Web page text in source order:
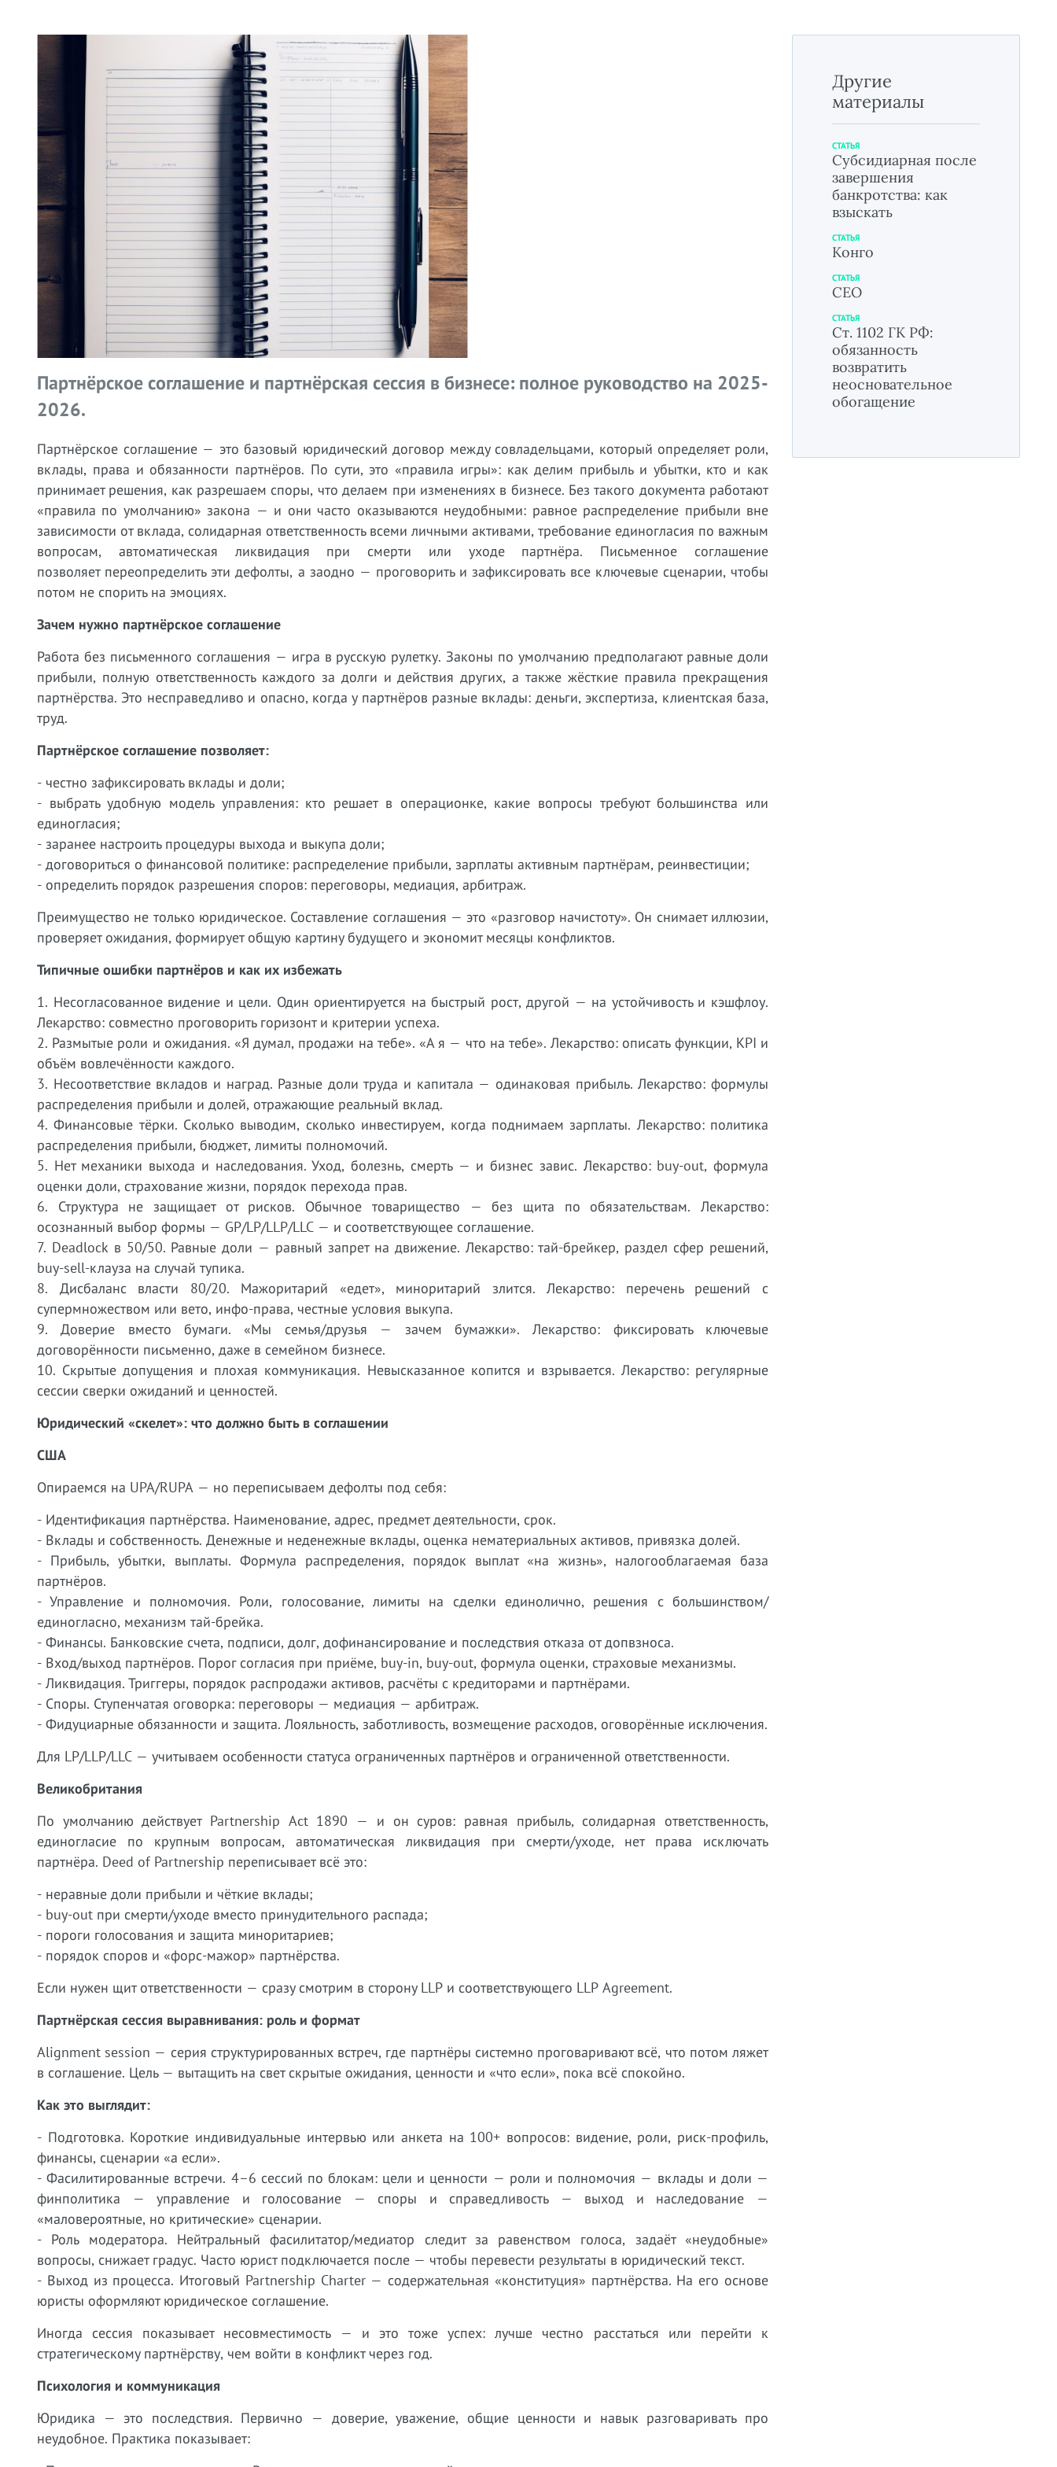
Партнёрское соглашение и партнёрская сессия в бизнесе: полное руководство на 2025-
2026.
Партнёрское соглашение — это базовый юридический договор между совладельцами, который определяет роли,
вклады, права и обязанности партнёров. По сути, это «правила игры»: как делим прибыль и убытки, кто и как
принимает решения, как разрешаем споры, что делаем при изменениях в бизнесе. Без такого документа работают
«правила по умолчанию» закона — и они часто оказываются неудобными: равное распределение прибыли вне
зависимости от вклада, солидарная ответственность всеми личными активами, требование единогласия по важным
вопросам, автоматическая ликвидация при смерти или уходе партнёра. Письменное соглашение
позволяет переопределить эти дефолты, а заодно — проговорить и зафиксировать все ключевые сценарии, чтобы
потом не спорить на эмоциях.
Зачем нужно партнёрское соглашение
Работа без письменного соглашения — игра в русскую рулетку. Законы по умолчанию предполагают равные доли
прибыли, полную ответственность каждого за долги и действия других, а также жёсткие правила прекращения
партнёрства. Это несправедливо и опасно, когда у партнёров разные вклады: деньги, экспертиза, клиентская база,
труд.
Партнёрское соглашение позволяет:
- честно зафиксировать вклады и доли;
- выбрать удобную модель управления: кто решает в операционке, какие вопросы требуют большинства или
единогласия;
- заранее настроить процедуры выхода и выкупа доли;
- договориться о финансовой политике: распределение прибыли, зарплаты активным партнёрам, реинвестиции;
- определить порядок разрешения споров: переговоры, медиация, арбитраж.
Преимущество не только юридическое. Составление соглашения — это «разговор начистоту». Он снимает иллюзии,
проверяет ожидания, формирует общую картину будущего и экономит месяцы конфликтов.
Типичные ошибки партнёров и как их избежать
1. Несогласованное видение и цели. Один ориентируется на быстрый рост, другой — на устойчивость и кэшфлоу.
Лекарство: совместно проговорить горизонт и критерии успеха.
2. Размытые роли и ожидания. «Я думал, продажи на тебе». «А я — что на тебе». Лекарство: описать функции, KPI и
объём вовлечённости каждого.
3. Несоответствие вкладов и наград. Разные доли труда и капитала — одинаковая прибыль. Лекарство: формулы
распределения прибыли и долей, отражающие реальный вклад.
4. Финансовые тёрки. Сколько выводим, сколько инвестируем, когда поднимаем зарплаты. Лекарство: политика
распределения прибыли, бюджет, лимиты полномочий.
5. Нет механики выхода и наследования. Уход, болезнь, смерть — и бизнес завис. Лекарство: buy-out, формула
оценки доли, страхование жизни, порядок перехода прав.
6. Структура не защищает от рисков. Обычное товарищество — без щита по обязательствам. Лекарство:
осознанный выбор формы — GP/LP/LLP/LLC — и соответствующее соглашение.
7. Deadlock в 50/50. Равные доли — равный запрет на движение. Лекарство: тай-брейкер, раздел сфер решений,
buy-sell-клауза на случай тупика.
8. Дисбаланс власти 80/20. Мажоритарий «едет», миноритарий злится. Лекарство: перечень решений с
супермножеством или вето, инфо-права, честные условия выкупа.
9. Доверие вместо бумаги. «Мы семья/друзья — зачем бумажки». Лекарство: фиксировать ключевые
договорённости письменно, даже в семейном бизнесе.
10. Скрытые допущения и плохая коммуникация. Невысказанное копится и взрывается. Лекарство: регулярные
сессии сверки ожиданий и ценностей.
Юридический «скелет»: что должно быть в соглашении
США
Опираемся на UPA/RUPA — но переписываем дефолты под себя:
- Идентификация партнёрства. Наименование, адрес, предмет деятельности, срок.
- Вклады и собственность. Денежные и неденежные вклады, оценка нематериальных активов, привязка долей.
- Прибыль, убытки, выплаты. Формула распределения, порядок выплат «на жизнь», налогооблагаемая база
партнёров.
- Управление и полномочия. Роли, голосование, лимиты на сделки единолично, решения с большинством/
единогласно, механизм тай-брейка.
- Финансы. Банковские счета, подписи, долг, дофинансирование и последствия отказа от допвзноса.
- Вход/выход партнёров. Порог согласия при приёме, buy-in, buy-out, формула оценки, страховые механизмы.
- Ликвидация. Триггеры, порядок распродажи активов, расчёты с кредиторами и партнёрами.
- Споры. Ступенчатая оговорка: переговоры — медиация — арбитраж.
- Фидуциарные обязанности и защита. Лояльность, заботливость, возмещение расходов, оговорённые исключения.
Для LP/LLP/LLC — учитываем особенности статуса ограниченных партнёров и ограниченной ответственности.
Великобритания
По умолчанию действует Partnership Act 1890 — и он суров: равная прибыль, солидарная ответственность,
единогласие по крупным вопросам, автоматическая ликвидация при смерти/уходе, нет права исключать
партнёра. Deed of Partnership переписывает всё это:
- неравные доли прибыли и чёткие вклады;
- buy-out при смерти/уходе вместо принудительного распада;
- пороги голосования и защита миноритариев;
- порядок споров и «форс-мажор» партнёрства.
Если нужен щит ответственности — сразу смотрим в сторону LLP и соответствующего LLP Agreement.
Партнёрская сессия выравнивания: роль и формат
Alignment session — серия структурированных встреч, где партнёры системно проговаривают всё, что потом ляжет
в соглашение. Цель — вытащить на свет скрытые ожидания, ценности и «что если», пока всё спокойно.
Как это выглядит:
- Подготовка. Короткие индивидуальные интервью или анкета на 100+ вопросов: видение, роли, риск-профиль,
финансы, сценарии «а если».
- Фасилитированные встречи. 4–6 сессий по блокам: цели и ценности — роли и полномочия — вклады и доли —
финполитика — управление и голосование — споры и справедливость — выход и наследование —
«маловероятные, но критические» сценарии.
- Роль модератора. Нейтральный фасилитатор/медиатор следит за равенством голоса, задаёт «неудобные»
вопросы, снижает градус. Часто юрист подключается после — чтобы перевести результаты в юридический текст.
- Выход из процесса. Итоговый Partnership Charter — содержательная «конституция» партнёрства. На его основе
юристы оформляют юридическое соглашение.
Иногда сессия показывает несовместимость — и это тоже успех: лучше честно расстаться или перейти к
стратегическому партнёрству, чем войти в конфликт через год.
Психология и коммуникация
Юридика — это последствия. Первично — доверие, уважение, общие ценности и навык разговаривать про
неудобное. Практика показывает:
Другие
материалы
СТАТЬЯ
Субсидиарная после
завершения
банкротства: как
взыскать
СТАТЬЯ
Конго
СТАТЬЯ
СЕО
СТАТЬЯ
Ст. 1102 ГК РФ:
обязанность
возвратить
неосновательное
обогащение